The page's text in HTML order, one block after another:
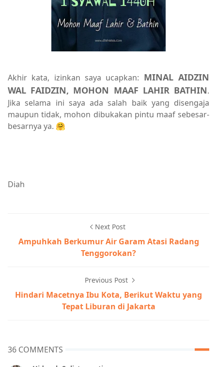
Akhir kata, izinkan saya ucapkan: MINAL AIDZIN
WAL FAIDZIN, MOHON MAAF LAHIR BATHIN.
Jika selama ini saya ada salah baik yang disengaja
maupun tidak, mohon dibukakan pintu maaf sebesar-
besarnya ya. 🤗
Diah
Next Post
Ampuhkah Berkumur Air Garam Atasi Radang
Tenggorokan?
Previous Post
Hindari Macetnya Ibu Kota, Berikut Waktu yang
Tepat Liburan di Jakarta
36 COMMENTS